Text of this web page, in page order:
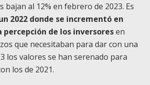
bajan al 12% en febrero de 2023. Es
2022 donde se incrementó en
percepción de los inversoresen
que necesitaban para dar con una
los valores se han serenado para
los de 2021.